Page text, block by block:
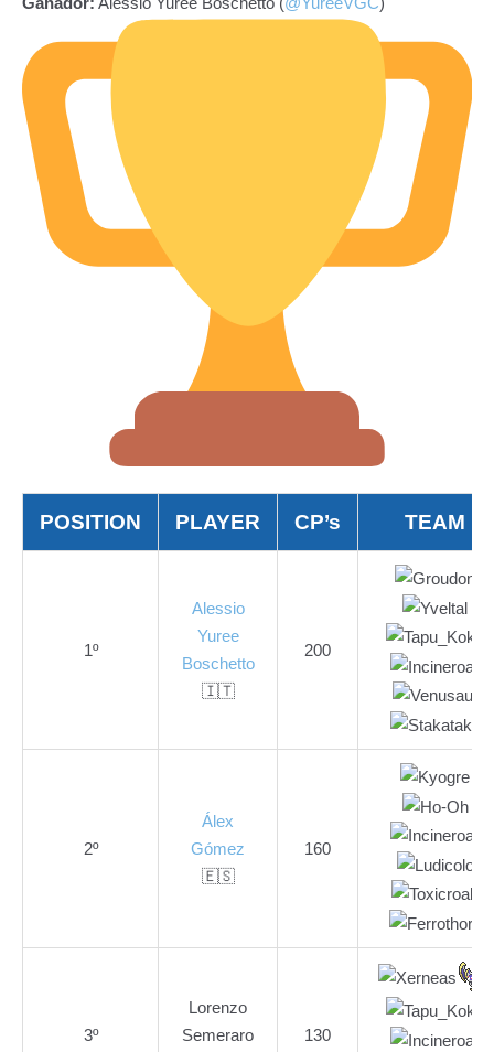
POSITION PLAYER CP’s TEAM
1º
Alessio
Yuree
Boschetto
🇮🇹
200
2º
Álex
Gómez
🇪🇸
160
3º
Lorenzo
Semeraro
130